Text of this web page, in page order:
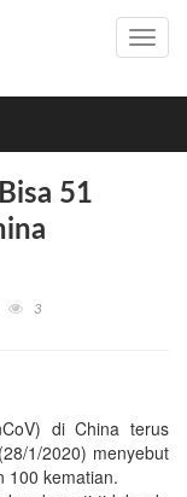
51
3
di China terus
1/2020) menyebut
100 kematian.